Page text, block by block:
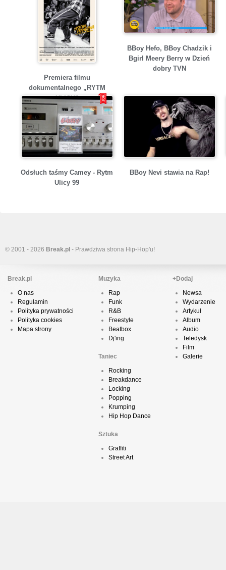
Premiera filmu
dokumentalnego „RYTM
ULICY”
BBoy Hefo, BBoy Chadzik i
Bgirl Meery Berry w Dzień
dobry TVN
Odsłuch taśmy Camey - Rytm
Ulicy 99
BBoy Nevi stawia na Rap!
© 2001 - 2026 Break.pl - Prawdziwa strona Hip-Hop'u!
Break.pl
O nas
Regulamin
Polityka prywatności
Polityka cookies
Mapa strony
Muzyka
Rap
Funk
R&B
Freestyle
Beatbox
Dj'ing
Taniec
Rocking
Breakdance
Locking
Popping
Krumping
Hip Hop Dance
Sztuka
Graffiti
Street Art
+Dodaj
Newsa
Wydarzenie
Artykuł
Album
Audio
Teledysk
Film
Galerie